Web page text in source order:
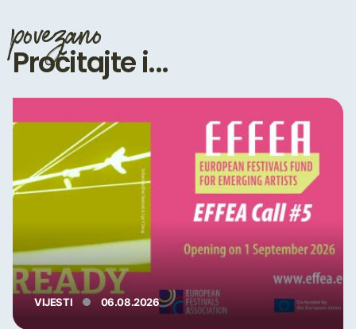
povezano
Pročitajte i...
VIJESTI 06.08.2026